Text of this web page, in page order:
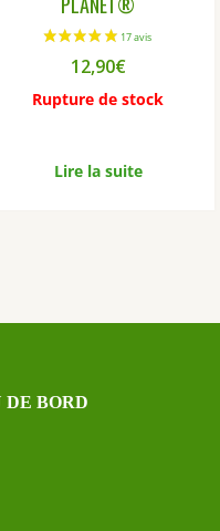
12,90€
Rupture de stock
Lire la suite
BORD